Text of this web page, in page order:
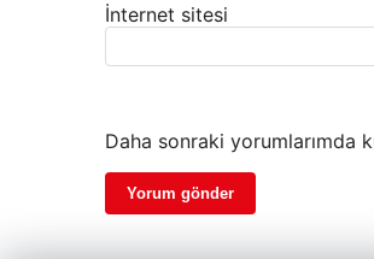
İnternet sitesi
Daha sonraki yorumlarımda